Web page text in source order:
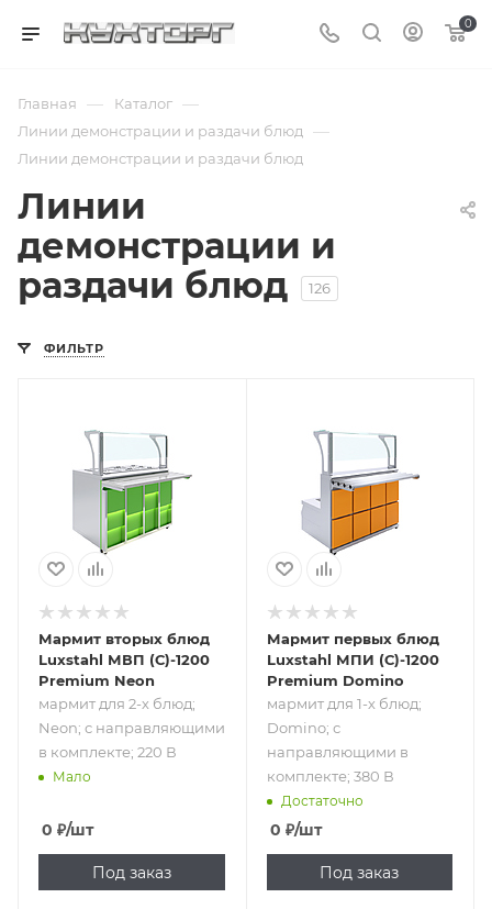
0
Главная — Каталог —
Линии демонстрации и раздачи блюд —
Линии демонстрации и раздачи блюд
Линии
демонстрации и
раздачи блюд
126
ФИЛЬТР
мармит для 2-х
блюд; Neon; с
направляющими
в комплекте; 220
Мармит вторых блюд
Luxstahl МВП (С)-1200
Premium Neon
мармит для 2-х блюд;
Neon; с направляющими
в комплекте; 220 В
Мало
0 ₽/шт
Под заказ
мармит для 1-х
блюд; Domino; с
направляющими
в комплекте; 380
Мармит первых блюд
Luxstahl МПИ (С)-1200
Premium Domino
мармит для 1-х блюд;
Domino; с
направляющими в
комплекте; 380 В
Достаточно
0 ₽/шт
Под заказ